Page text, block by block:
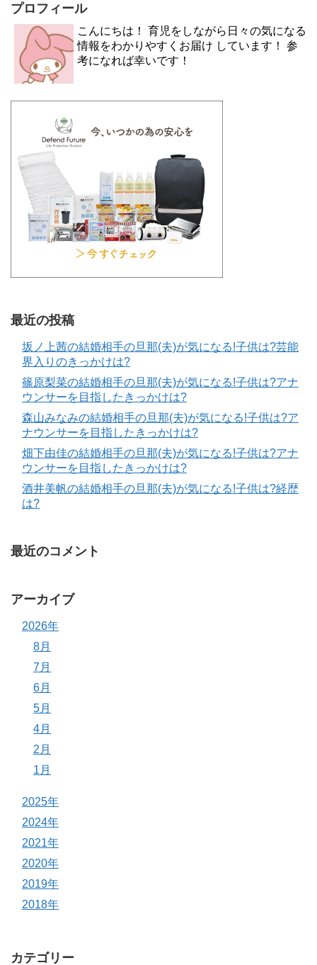
プロフィール
こんにちは！ 育児をしながら日々の気になる
情報をわかりやすくお届け しています！ 参
考になれば幸いです！
最近の投稿
坂ノ上茜の結婚相手の旦那(夫)が気になる!子供は?芸能
界入りのきっかけは?
篠原梨菜の結婚相手の旦那(夫)が気になる!子供は?アナ
ウンサーを目指したきっかけは?
森山みなみの結婚相手の旦那(夫)が気になる!子供は?ア
ナウンサーを目指したきっかけは?
畑下由佳の結婚相手の旦那(夫)が気になる!子供は?アナ
ウンサーを目指したきっかけは?
酒井美帆の結婚相手の旦那(夫)が気になる!子供は?経歴
は?
最近のコメント
アーカイブ
2026年
8月
7月
6月
5月
4月
2月
1月
2025年
2024年
2021年
2020年
2019年
2018年
カテゴリー